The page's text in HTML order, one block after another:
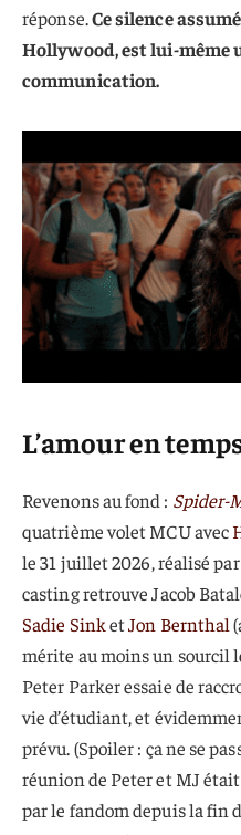
réponse.Ce silence
Hollywood, est lui-même
communication.
L’amour en
Revenons au fond : Spider-
quatrième volet MCU avec
le 31 juillet 2026, réalisé
casting retrouve Jacob
Sadie SinketJon Bernthal
mérite au moins un sourcil
Peter Parker essaie de
vie d’étudiant, et
prévu. (Spoiler : ça ne se
réunion de Peter et MJ
par le fandom depuis la fin